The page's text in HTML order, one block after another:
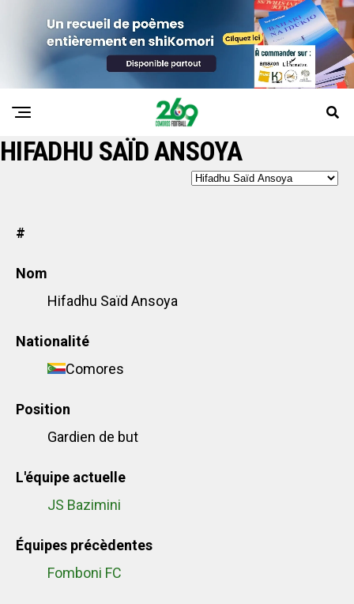
HIFADHU SAÏD ANSOYA
#
Nom
Hifadhu Saïd Ansoya
Nationalité
Comores
Position
Gardien de but
L'équipe actuelle
JS Bazimini
Équipes précèdentes
Fomboni FC